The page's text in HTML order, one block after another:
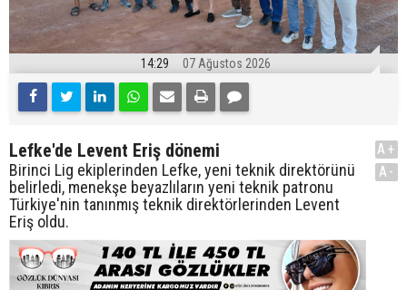
14:29 07 Ağustos 2026
Lefke'de Levent Eriş dönemi
Birinci Lig ekiplerinden Lefke, yeni teknik direktörünü
belirledi, menekşe beyazlıların yeni teknik patronu
Türkiye'nin tanınmış teknik direktörlerinden Levent
Eriş oldu.
A+
A-